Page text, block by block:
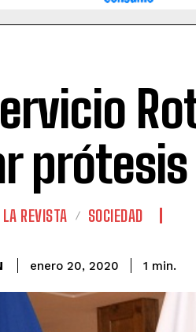
REVISTA SOCIEDAD
enero 20, 2020 1 min.